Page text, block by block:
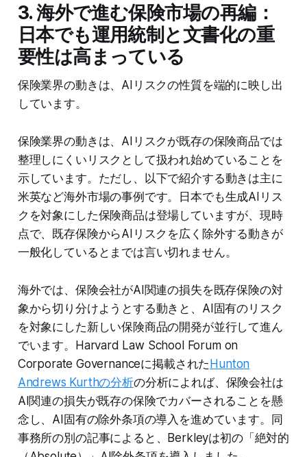
3. 海外で進む保険市場の再編：
日本でも運用統制と文書化の重
要性は高まっている
保険業界の動きは、AIリスクの性質を端的に映し出
しています。
保険業界の動きは、AIリスクが既存の保険商品では
整理しにくいリスクとして扱われ始めていることを
示しています。ただし、以下で紹介する動きは主に
米英など海外市場の事例です。日本でも生成AIリス
クを対象にした保険商品は登場していますが、現時
点で、既存保険からAIリスクを広く除外する動きが
一般化しているとまでは言い切れません。
海外では、保険会社がAI関連の損失を既存保険の対
象から切り分けようとする動きと、AI固有のリスク
を対象にした新しい保険商品の開発が並行して進ん
でいます。Harvard Law School Forum on
Corporate Governanceに掲載されたHunton
Andrews Kurthの分析の分析によれば、保険会社は
AI関連の損失が既存の保険でカバーされることを懸
念し、AI固有の除外条項の導入を進めています。同
事務所の別の記事によると、Berkleyは初の「絶対的